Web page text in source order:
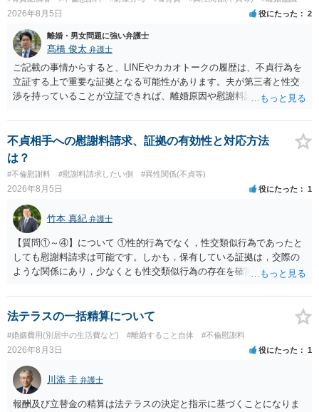
2026年8月5日 役にたった 2
離婚・男女問題に強い弁護士
髙橋 俊太 弁護士
ご記載の事情からすると、LINEやカカオトークの履歴は、不貞行為を
立証する上で重要な証拠となる可能性があります。夫が第三者と性交
渉を持っていることが立証できれば、離婚原因や慰謝料請求を検討す
性的関係を継続しているのであれば、その期間や回数が分かる資料は
できるだけ保存しておくことをお勧めいたします。 他方、「夫に不貞
がある＝財産分与でも多くもらえる」「当然に親権を取得できる」と
いう関係にはありません。まず、財産分与は、基本的には夫婦が婚姻
中に形成した財産を清算する制度ですので、不貞行為の有無とは別
に、預貯金、不動産、保険、退職金等の資料を確保しておくことが重
要です。また、子の親権については、夫婦間の責任問題とは別に、
「どのような形がお子様の利益になるか」という観点です。そのた
め、未就学のお子様について貴方が主として養育しているのであれ
ば、保育園等への送迎、食事・入浴・寝かしつけ等の日常的な育児、
通院や予防接種への対応、保育園との連絡、夫婦それぞれの勤務状
況、別居後にどのような養育環境を用意できるかといった、これまで
の監護実績や今後の生活状況について整理しておくとよいでしょう。
養育費については、離婚後も父母双方がそれぞれの収入に応じて負担
するのが原則となります。
不貞相手への慰謝料請求、証拠の有効性と対応方法
は？
#不倫慰謝料 #慰謝料請求したい側 #異性関係(不貞等)
2026年8月5日 役にたった 1
竹本 真紀 弁護士
【質問①～④】について ①性的行為でなく，性交類似行為であったと
しても慰謝料請求は可能です。しかも，保有している証拠は，交際の
ような関係にあり，少なくとも性交類似行為の存在を確実に証明でき
ことを窺わせるものです。）。ですから，慰謝料請求を進めることで
よいと思います。 ただ．慰謝料額については，婚姻破綻に至っていな
いとして，この点を考慮されることになるかもしれません。 ②夫との
今後のことを考えて書いてもらうか否かを検討するのがよいと思いま
す。今ある証拠以上のことを証明（証明力を強めることも含む）でき
るのであれば，前向きに検討を進めるという考え方でもよいでしょ
う。慰謝料請求としては証拠として使えることが前提であり，その価
値と夫との関係との均衡のように思います。 ③行政書士に委任をして
法テラスの一括精算について
#婚姻費用(別居中の生活費など) #離婚すること自体 #不倫慰謝料
2026年8月3日 役にたった 1
川添 圭 弁護士
報酬及び立替金の精算は法テラスの決定と指示に基づくことになりま